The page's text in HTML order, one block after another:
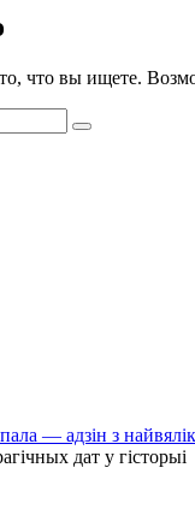
что вы ищете.
— адзін з
дат у гісторыі